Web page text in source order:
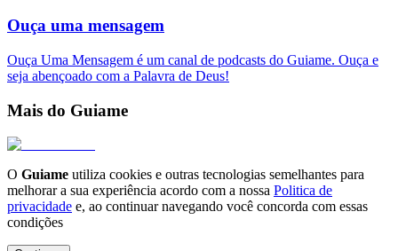
Ouça uma mensagem
Ouça Uma Mensagem é um canal de podcasts do Guiame. Ouça e
seja abençoado com a Palavra de Deus!
Mais do Guiame
O Guiame utiliza cookies e outras tecnologias semelhantes para
melhorar a sua experiência acordo com a nossa Politica de
privacidade e, ao continuar navegando você concorda com essas
condições